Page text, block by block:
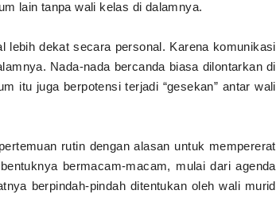
lain tanpa wali kelas di dalamnya.
lebih dekat secara personal. Karena komunikasi
Nada-nada bercanda biasa dilontarkan di
itu juga berpotensi terjadi “gesekan” antar wali
rutin dengan alasan untuk mempererat
bermacam-macam, mulai dari agenda
berpindah-pindah ditentukan oleh wali murid